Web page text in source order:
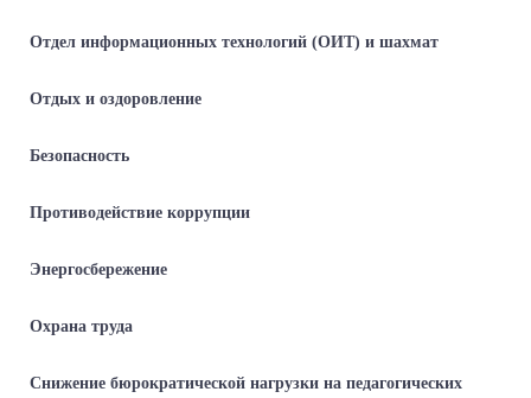
Отдел информационных технологий (ОИТ) и шахмат
Отдых и оздоровление
Безопасность
Противодействие коррупции
Энергосбережение
Охрана труда
Снижение бюрократической нагрузки на педагогических